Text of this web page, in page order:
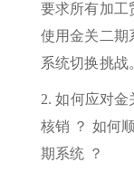
要求所有加工
使用金关二期
系统切换挑战
2. 如何应对
核销 ？ 如何
期系统 ？